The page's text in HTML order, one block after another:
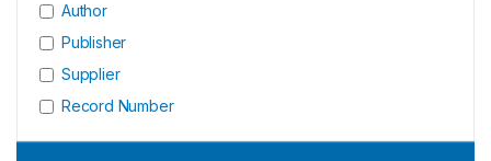
Author
Publisher
Supplier
Record Number